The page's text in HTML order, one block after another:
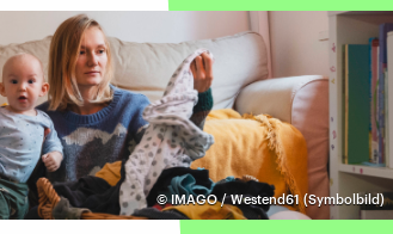
©IMAGO / Westend61 (Symbolbild)